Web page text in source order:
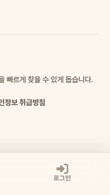
빠르게 찾을 수 있게 돕습니다.
정보 취급방침
로그인